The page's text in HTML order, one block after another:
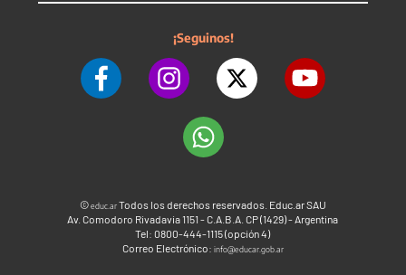
¡Seguinos!
©educ.arTodos los derechos reservados. Educ.ar SAU
Av. Comodoro Rivadavia 1151 - C.A.B.A. CP (1429) - Argentina
Tel: 0800-444-1115 (opción 4)
Correo Electrónico: info@educar.gob.ar